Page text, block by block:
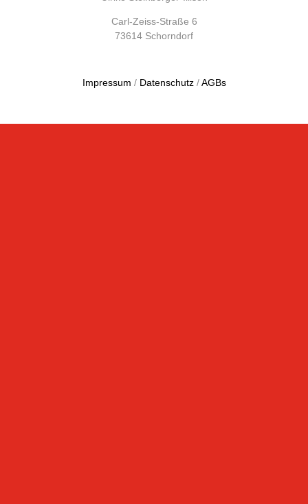
Carl-Zeiss-Straße 6
73614 Schorndorf
Impressum / Datenschutz /AGBs